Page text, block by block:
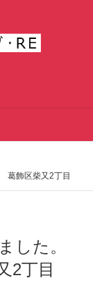
葛飾区柴又2丁目
2丁目